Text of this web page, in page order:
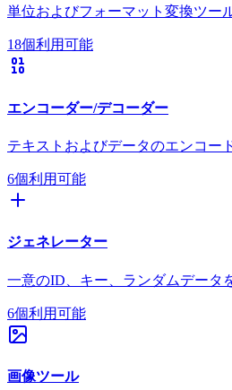
単位およびフォーマット変換ツー
18個利用可能
エンコーダー/デコーダー
テキストおよびデータのエンコー
6個利用可能
ジェネレーター
一意のID、キー、ランダムデータ
6個利用可能
画像ツール